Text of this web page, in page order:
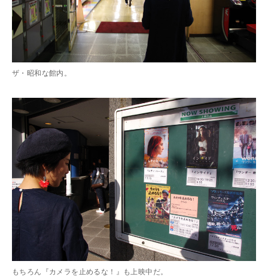
ザ・昭和な館内。
もちろん『カメラを止めるな！』も上映中だ。